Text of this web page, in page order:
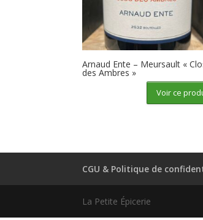
Arnaud Ente – Meursault «
des Ambres »
Voir ce
CGU & Politique de
La Petite Épicerie